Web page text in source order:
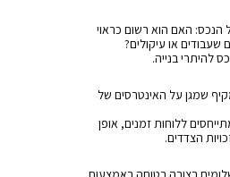
האם הוא רשום כראוי
שעבודים או עיקולים?
להיתרי בנייה.
שמגן על האינטרסים של
ללוחות זמנים, אופן
הצדדים.